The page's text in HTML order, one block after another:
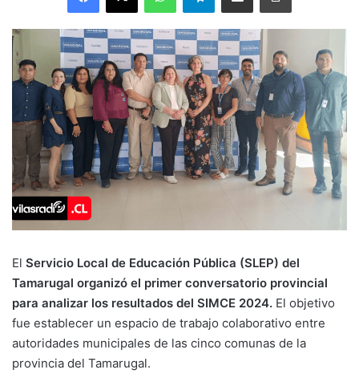
El Servicio Local de Educación Pública (SLEP) del
Tamarugal organizó el primer conversatorio provincial
para analizar los resultados del SIMCE 2024. El objetivo
fue establecer un espacio de trabajo colaborativo entre
autoridades municipales de las cinco comunas de la
provincia del Tamarugal.